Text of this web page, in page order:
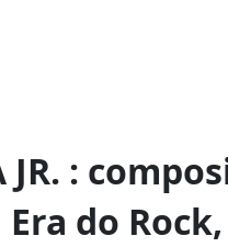
JR. :
do